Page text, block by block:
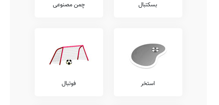
بسکتبال چمن مصنوعی
استخر فوتبال